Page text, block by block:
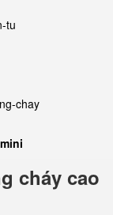
tu
chay
cháy cao